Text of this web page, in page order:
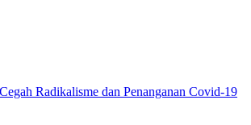
Radikalisme dan Penanganan Covid-19